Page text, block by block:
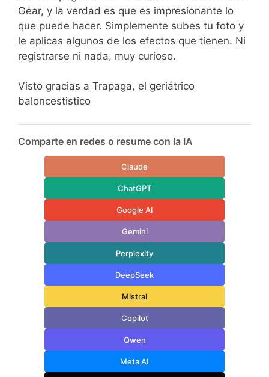
Gear, y la verdad es que es impresionante lo
que puede hacer. Simplemente subes tu foto y
le aplicas algunos de los efectos que tienen. Ni
registrarse ni nada, muy curioso.
Visto gracias a Trapaga, el geriátrico
baloncestistico
Comparte en redes o resume con la IA
Claude
ChatGPT
Google AI
Gemini
Perplexity
DeepSeek
Mistral
Copilot
Qwen
Meta AI